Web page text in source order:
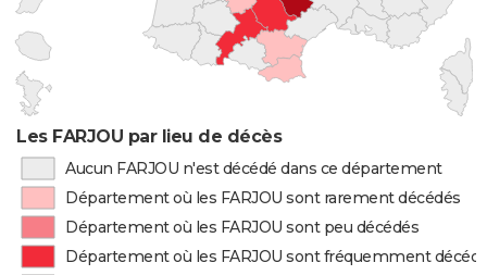
Les FARJOU par lieu de décès
Aucun FARJOU n'est décédé dans ce département
Département où les FARJOU sont rarement décédés
Département où les FARJOU sont peu décédés
Département où les FARJOU sont fréquemment